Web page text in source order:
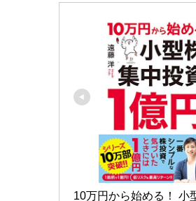
10万円から始める！ 小